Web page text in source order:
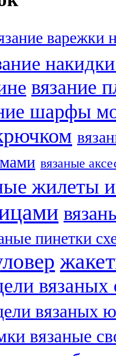
варежки
вязание
шарфы
вязаные
жилеты
пинетки
вязаных
вязаных
вязаные